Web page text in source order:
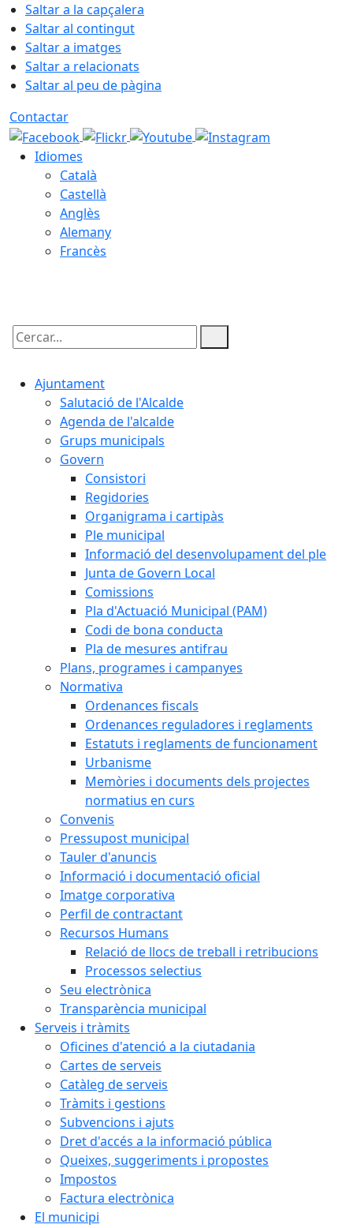
Saltar a la capçalera
Saltar al contingut
Saltar a imatges
Saltar a relacionats
Saltar al peu de pàgina
Contactar
Idiomes
Català
Castellà
Anglès
Alemany
Francès
Cercar:
Ajuntament
Salutació de l'Alcalde
Agenda de l'alcalde
Grups municipals
Govern
Consistori
Regidories
Organigrama i cartipàs
Ple municipal
Informació del desenvolupament del ple
Junta de Govern Local
Comissions
Pla d'Actuació Municipal (PAM)
Codi de bona conducta
Pla de mesures antifrau
Plans, programes i campanyes
Normativa
Ordenances fiscals
Ordenances reguladores i reglaments
Estatuts i reglaments de funcionament
Urbanisme
Memòries i documents dels projectes
normatius en curs
Convenis
Pressupost municipal
Tauler d'anuncis
Informació i documentació oficial
Imatge corporativa
Perfil de contractant
Recursos Humans
Relació de llocs de treball i retribucions
Processos selectius
Seu electrònica
Transparència municipal
Serveis i tràmits
Oficines d'atenció a la ciutadania
Cartes de serveis
Catàleg de serveis
Tràmits i gestions
Subvencions i ajuts
Dret d'accés a la informació pública
Queixes, suggeriments i propostes
Impostos
Factura electrònica
El municipi